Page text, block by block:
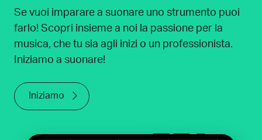
Se vuoi imparare a suonare uno strumento puoi
farlo! Scopri insieme a noi la passione per la
musica, che tu sia agli inizi o un professionista.
Iniziamo a suonare!
Iniziamo